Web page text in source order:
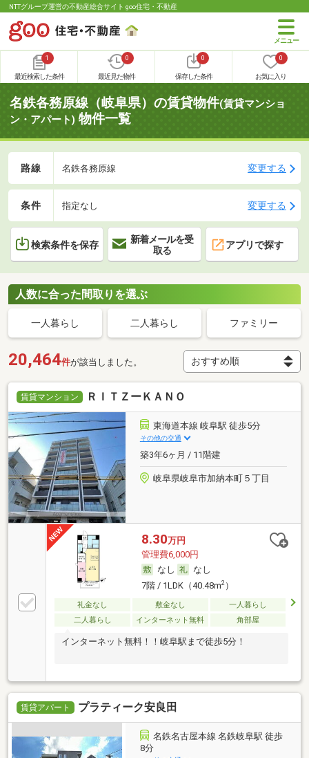
NTTグループ運営の不動産総合サイト goo住宅・不動産
1
最近検索した条件
0
最近見た物件
0
保存した条件
0
お気に入り
名鉄各務原線（岐阜県）の賃貸物件(賃貸マンショ
ン・アパート) 物件一覧
路線 名鉄各務原線 変更する
条件 指定なし 変更する
検索条件を保存
新着メールを受
取る
アプリで探す
人数に合った間取りを選ぶ
一人暮らし 二人暮らし ファミリー
20,464件が該当しました。
賃貸マンション ＲＩＴＺーＫＡＮＯ
東海道本線 岐阜駅 徒歩5分
その他の交通
築3年6ヶ月 / 11階建
岐阜県岐阜市加納本町５丁目
8.30万円
管理費6,000円
なし
なし
7階 / 1LDK（40.48m2）
礼金なし 敷金なし
一人暮らし
二人暮らし
インターネット無料 角部屋
インターネット無料！！岐阜駅まで徒歩5分！
賃貸アパート プラティーク安良田
名鉄名古屋本線 名鉄岐阜駅 徒歩
8分